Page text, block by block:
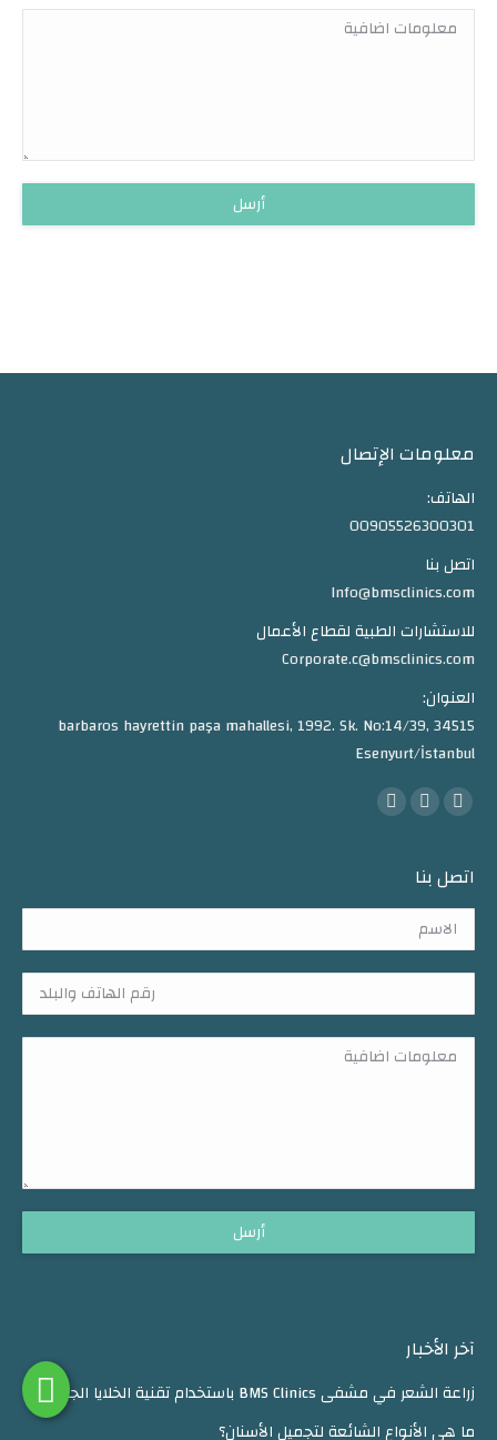
معلومات الإتصال
الهاتف:
00905526300301
اتصل بنا
Info@bmsclinics.com
للاستشارات الطبية لقطاع الأعمال
Corporate.c@bmsclinics.com
العنوان:
barbaros hayrettin paşa mahallesi, 1992. Sk. No:14/39, 34515
Esenyurt/İstanbul
Find us on:
Facebook
Twitter
Instagram
اتصل بنا
آخر الأخبار
زراعة الشعر في مشفى BMS Clinics باستخدام تقنية الخلايا الجذعية
ما هي الأنواع الشائعة لتجميل الأسنان؟